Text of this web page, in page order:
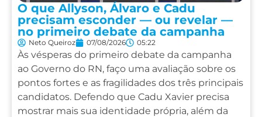
O que Allyson, Álvaro e Cadu
precisam esconder — ou revelar —
no primeiro debate da campanha
Neto Queiroz 07/08/2026 05:22
Às vésperas do primeiro debate da campanha
ao Governo do RN, faço uma avaliação sobre os
pontos fortes e as fragilidades dos três principais
candidatos. Defendo que Cadu Xavier precisa
mostrar mais sua identidade própria, além da